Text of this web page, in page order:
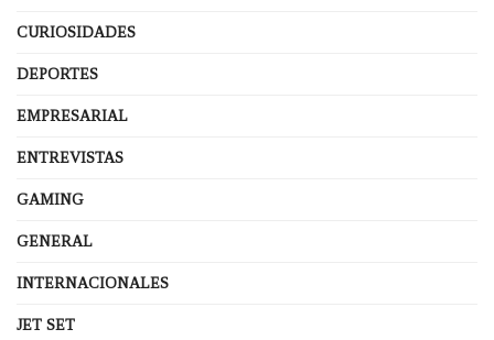
CURIOSIDADES
DEPORTES
EMPRESARIAL
ENTREVISTAS
GAMING
GENERAL
INTERNACIONALES
JET SET